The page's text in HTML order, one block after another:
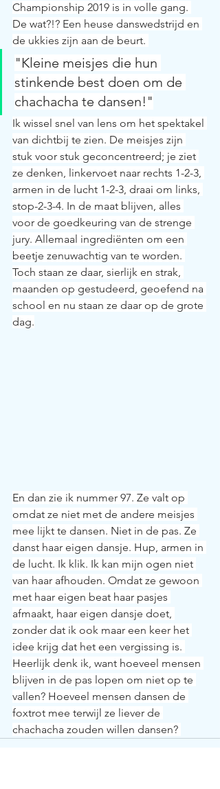
Championship 2019 is in volle gang.
De wat?!? Een heuse danswedstrijd en
de ukkies zijn aan de beurt.
"Kleine meisjes die hun
stinkende best doen om de
chachacha te dansen!"
Ik wissel snel van lens om het spektakel
van dichtbij te zien. De meisjes zijn
stuk voor stuk geconcentreerd; je ziet
ze denken, linkervoet naar rechts 1-2-3,
armen in de lucht 1-2-3, draai om links,
stop-2-3-4. In de maat blijven, alles
voor de goedkeuring van de strenge
jury. Allemaal ingrediënten om een
beetje zenuwachtig van te worden.
Toch staan ze daar, sierlijk en strak,
maanden op gestudeerd, geoefend na
school en nu staan ze daar op de grote
dag.
En dan zie ik nummer 97. Ze valt op
omdat ze niet met de andere meisjes
mee lijkt te dansen. Niet in de pas. Ze
danst haar eigen dansje. Hup, armen in
de lucht. Ik klik. Ik kan mijn ogen niet
van haar afhouden. Omdat ze gewoon
met haar eigen beat haar pasjes
afmaakt, haar eigen dansje doet,
zonder dat ik ook maar een keer het
idee krijg dat het een vergissing is.
Heerlijk denk ik, want hoeveel mensen
blijven in de pas lopen om niet op te
vallen? Hoeveel mensen dansen de
foxtrot mee terwijl ze liever de
chachacha zouden willen dansen?